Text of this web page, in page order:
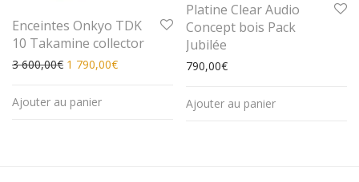
Enceintes Onkyo TDK
10 Takamine collector
3 600,00€ Le prix initial était : 3 600,00€.
1 790,00€Le prix actuel est : 1 790,00€.
Ajouter au panier
Platine Clear Audio
Concept bois Pack
Jubilée
790,00€
Ajouter au panier